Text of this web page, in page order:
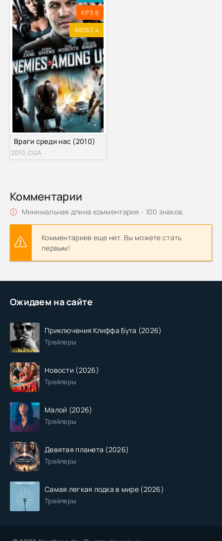
Ожидаем на сайте
Приключения Клиффа Бута (2026)
Трейлеры
Новости (2026)
Трейлеры
Малой (2026)
Трейлеры
Девятая планета (2026)
Трейлеры
Самая легкая лодка в мире (2026)
Трейлеры
KP 3.6
IMDB 2.4
Враги среди нас (2010)
2010, США
Комментарии
Минимальная длина комментария - 100 знаков.
Комментариев еще нет. Вы можете стать
первым!